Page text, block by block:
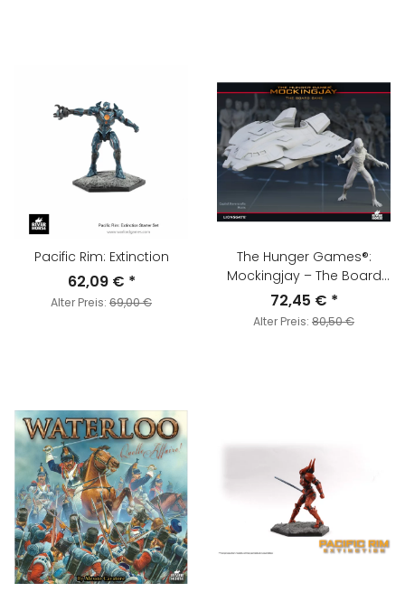
Pacific Rim: Extinction
62,09 € *
Alter Preis: 69,00 €
The Hunger Games®:
Mockingjay – The Board
Game
72,45 € *
Alter Preis: 80,50 €